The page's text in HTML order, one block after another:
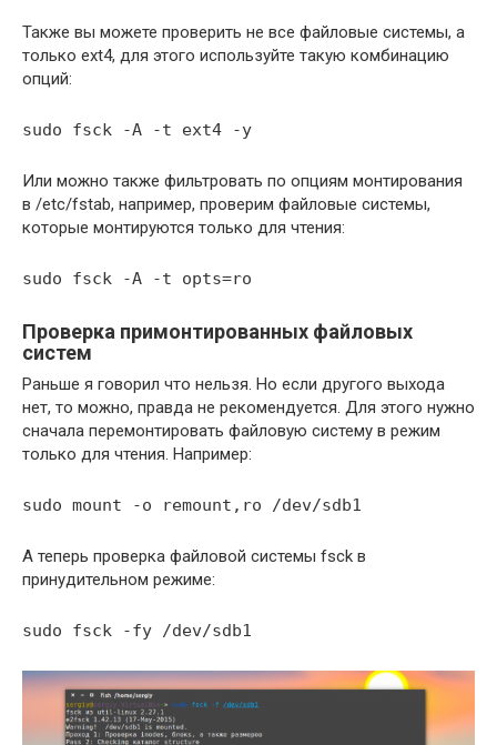
Также вы можете проверить не все файловые системы, а
только ext4, для этого используйте такую комбинацию
опций:
sudo fsck -A -t ext4 -y
Или можно также фильтровать по опциям монтирования
в /etc/fstab, например, проверим файловые системы,
которые монтируются только для чтения:
sudo fsck -A -t opts=ro
Проверка примонтированных файловых
систем
Раньше я говорил что нельзя. Но если другого выхода
нет, то можно, правда не рекомендуется. Для этого нужно
сначала перемонтировать файловую систему в режим
только для чтения. Например:
sudo mount -o remount,ro /dev/sdb1
А теперь проверка файловой системы fsck в
принудительном режиме:
sudo fsck -fy /dev/sdb1